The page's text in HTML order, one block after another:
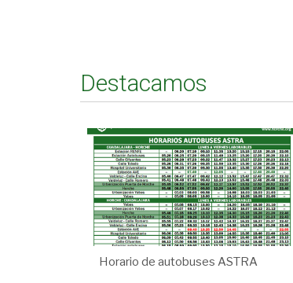
Destacamos
Horario de autobuses ASTRA